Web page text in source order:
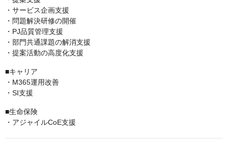
・サービス企画支援
・問題解決研修の開催
・PJ品質管理支援
・部門共通課題の解消支援
・提案活動の高度化支援
■キャリア
・M365運用改善
・SI支援
■生命保険
・アジャイルCoE支援